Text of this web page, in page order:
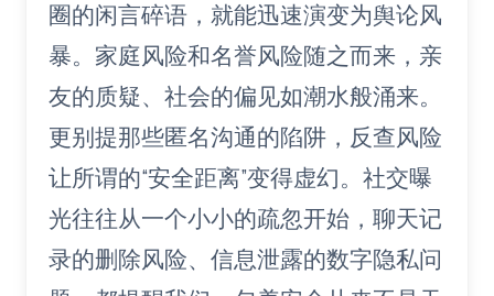
圈的闲言碎语，就能迅速演变为舆论风
暴。家庭风险和名誉风险随之而来，亲
友的质疑、社会的偏见如潮水般涌来。
更别提那些匿名沟通的陷阱，反查风险
让所谓的“安全距离”变得虚幻。社交曝
光往往从一个小小的疏忽开始，聊天记
录的删除风险、信息泄露的数字隐私问